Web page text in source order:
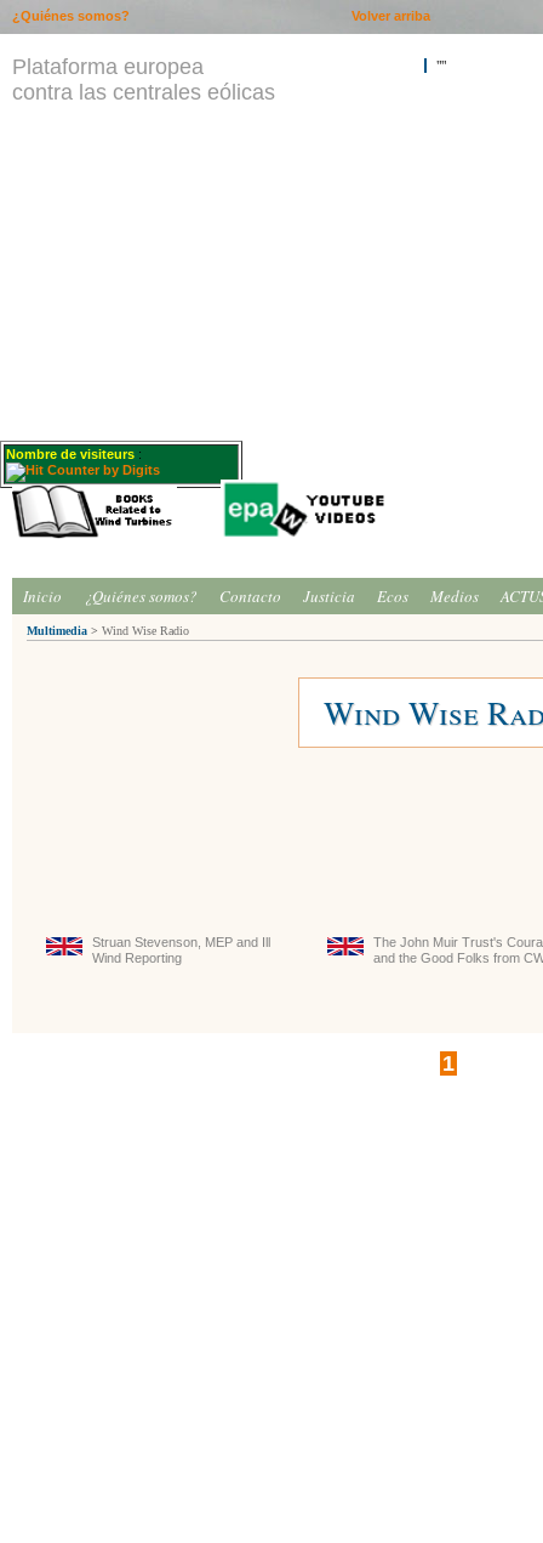
Plataforma europea
contra las centrales eólicas
""
Nombre de visiteurs :
Inicio ¿Quiénes somos? Contacto Justicia Ecos Medios
Multimedia > Wind Wise Radio
Wind Wise
Struan Stevenson, MEP and Ill
Wind Reporting
The John Muir Trust's
and the Good Folks from
1
Volver arriba
¿Quiénes somos?